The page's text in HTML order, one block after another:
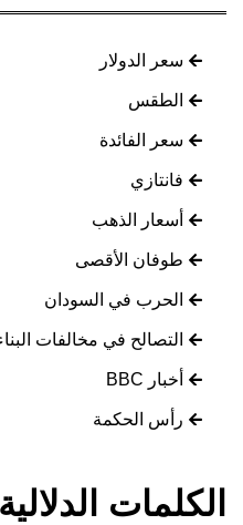
سعر الدولار
الطقس
سعر الفائدة
فانتازي
أسعار الذهب
طوفان الأقصى
الحرب في السودان
التصالح في مخالفات
أخبار BBC
رأس الحكمة
الكلمات الدلالية